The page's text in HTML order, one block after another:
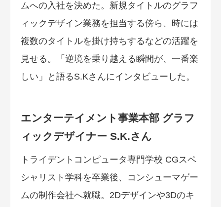
ムへの入社を決めた。新規タイトルのグラフ
ィックデザイン業務を担当する傍ら、時には
複数のタイトルを掛け持ちするなどの活躍を
見せる。「逆境を乗り越える瞬間が、一番楽
しい」と語るS.Kさんにインタビューした。
エンターテイメント事業本部 グラフ
ィックデザイナー S.K.さん
トライデントコンピュータ専門学校 CGスペ
シャリスト学科を卒業後、コンシューマゲー
ムの制作会社へ就職。2Dデザインや3Dのキ